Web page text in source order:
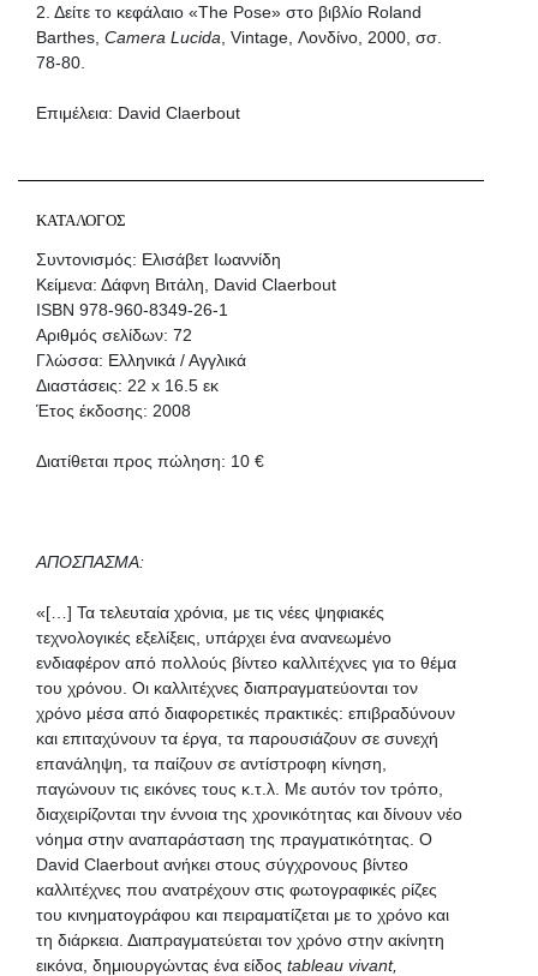
2. Δείτε το κεφάλαιο «The Pose» στο βιβλίο Roland
Barthes, Camera Lucida , Vintage, Λονδίνο, 2000, σσ.
78-80.
Επιμέλεια: David Claerbout
ΚΑΤΑΛΟΓΟΣ
Συντονισμός: Ελισάβετ Ιωαννίδη
Κείμενα: Δάφνη Βιτάλη, David Claerbout
ISBN 978-960-8349-26-1
Αριθμός σελίδων: 72
Γλώσσα: Ελληνικά / Αγγλικά
Διαστάσεις: 22 x 16.5 εκ
Έτος έκδοσης: 2008
Διατίθεται προς πώληση: 10 €
AΠΟΣΠΑΣΜΑ:
«[…] Τα τελευταία χρόνια, με τις νέες ψηφιακές
τεχνολογικές εξελίξεις, υπάρχει ένα ανανεωμένο
ενδιαφέρον από πολλούς βίντεο καλλιτέχνες για το θέμα
του χρόνου. Οι καλλιτέχνες διαπραγματεύονται τον
χρόνο μέσα από διαφορετικές πρακτικές: επιβραδύνουν
και επιταχύνουν τα έργα, τα παρουσιάζουν σε συνεχή
επανάληψη, τα παίζουν σε αντίστροφη κίνηση,
παγώνουν τις εικόνες τους κ.τ.λ. Με αυτόν τον τρόπο,
διαχειρίζονται την έννοια της χρονικότητας και δίνουν νέο
νόημα στην αναπαράσταση της πραγματικότητας. Ο
David Claerbout ανήκει στους σύγχρονους βίντεο
καλλιτέχνες που ανατρέχουν στις φωτογραφικές ρίζες
του κινηματογράφου και πειραματίζεται με το χρόνο και
τη διάρκεια. Διαπραγματεύεται τον χρόνο στην ακίνητη
εικόνα, δημιουργώντας ένα είδος tableau vivant,